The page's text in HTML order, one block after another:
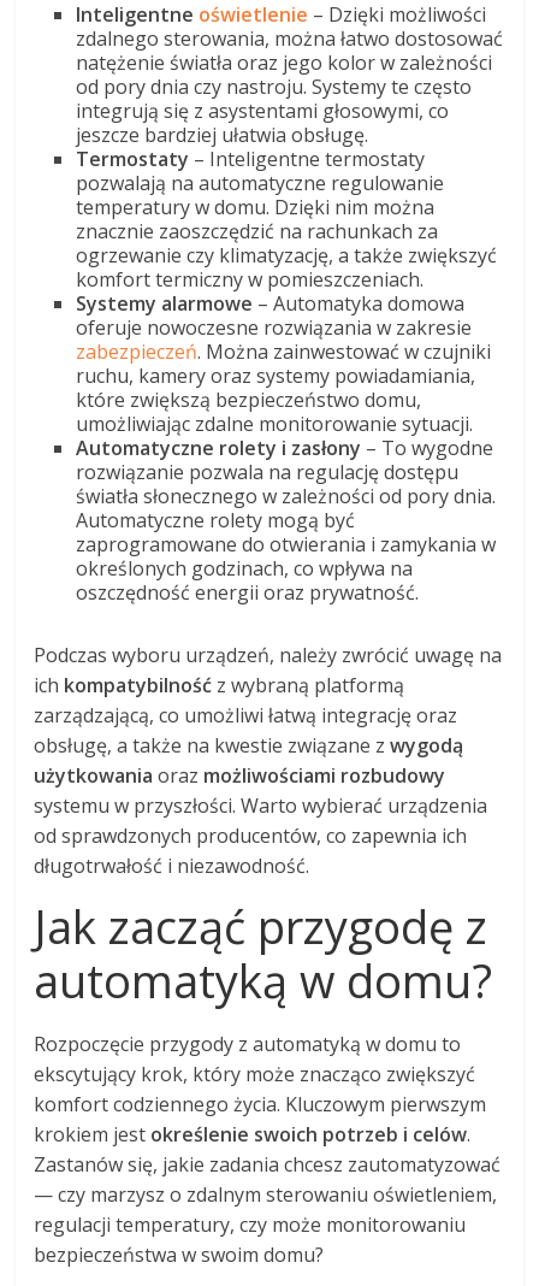
Inteligentne oświetlenie – Dzięki możliwości
zdalnego sterowania, można łatwo dostosować
natężenie światła oraz jego kolor w zależności
od pory dnia czy nastroju. Systemy te często
integrują się z asystentami głosowymi, co
jeszcze bardziej ułatwia obsługę.
Termostaty – Inteligentne termostaty
pozwalają na automatyczne regulowanie
temperatury w domu. Dzięki nim można
znacznie zaoszczędzić na rachunkach za
ogrzewanie czy klimatyzację, a także zwiększyć
komfort termiczny w pomieszczeniach.
Systemy alarmowe – Automatyka domowa
oferuje nowoczesne rozwiązania w zakresie
zabezpieczeń. Można zainwestować w czujniki
ruchu, kamery oraz systemy powiadamiania,
które zwiększą bezpieczeństwo domu,
umożliwiając zdalne monitorowanie sytuacji.
Automatyczne rolety i zasłony – To wygodne
rozwiązanie pozwala na regulację dostępu
światła słonecznego w zależności od pory dnia.
Automatyczne rolety mogą być
zaprogramowane do otwierania i zamykania w
określonych godzinach, co wpływa na
oszczędność energii oraz prywatność.
Podczas wyboru urządzeń, należy zwrócić uwagę na
ich kompatybilność z wybraną platformą
zarządzającą, co umożliwi łatwą integrację oraz
obsługę, a także na kwestie związane zwygodą
użytkowania oraz możliwościami rozbudowy
systemu w przyszłości. Warto wybierać urządzenia
od sprawdzonych producentów, co zapewnia ich
długotrwałość i niezawodność.
Jak zacząć przygodę z
automatyką w domu?
Rozpoczęcie przygody z automatyką w domu to
ekscytujący krok, który może znacząco zwiększyć
komfort codziennego życia. Kluczowym pierwszym
krokiem jest określenie swoich potrzeb i celów.
Zastanów się, jakie zadania chcesz zautomatyzować
— czy marzysz o zdalnym sterowaniu oświetleniem,
regulacji temperatury, czy może monitorowaniu
bezpieczeństwa w swoim domu?